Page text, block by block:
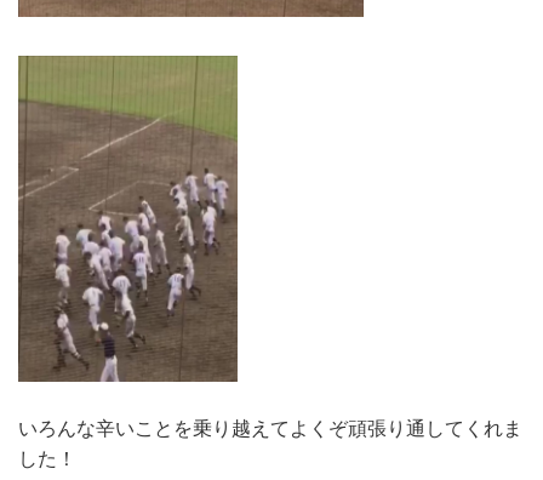
いろんな辛いことを乗り越えてよくぞ頑張り通してくれま
した！